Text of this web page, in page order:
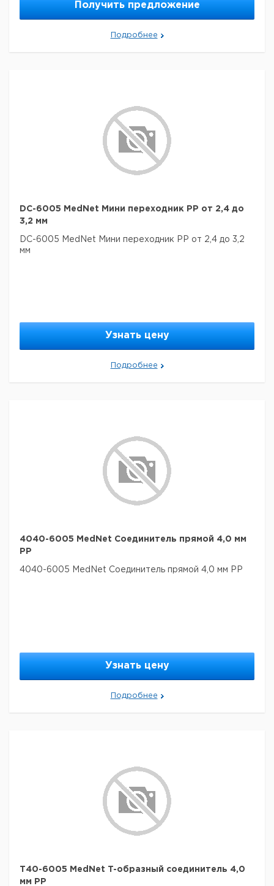
Получить предложение
Подробнее
DC-6005 MedNet Мини переходник PP от 2,4 до
3,2 мм
DC-6005 MedNet Мини переходник PP от 2,4 до 3,2
мм
Узнать цену
Подробнее
4040-6005 MedNet Соединитель прямой 4,0 мм
PP
4040-6005 MedNet Соединитель прямой 4,0 мм PP
Узнать цену
Подробнее
T40-6005 MedNet T-образный соединитель 4,0
мм PP